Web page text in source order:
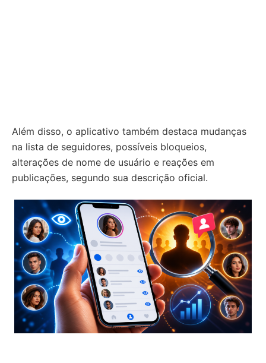
Além disso, o aplicativo também destaca mudanças
na lista de seguidores, possíveis bloqueios,
alterações de nome de usuário e reações em
publicações, segundo sua descrição oficial.